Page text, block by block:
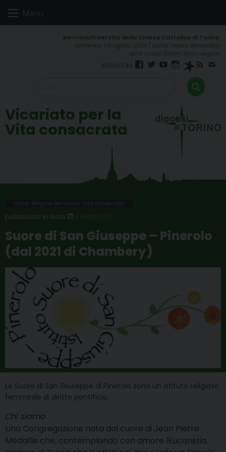
Menu
domenica 09 agosto 2026
Santa Teresa Benedetta
della Croce (Edith) Stein, vergine
Facebook
TwitterYouTube
Instagram
Spreaker
RSS
FEED
Vicariato per la
Vita consacrata
Istituti Religiosi Femminili
Vita consacrata
6 MARZO 2014
Suore di San Giuseppe – Pinerolo
(dal 2021 di Chambery)
Le Suore di San Giuseppe di Pinerolo sono un istituto religioso
femminile di diritto pontificio
Chi siamo
Una Congregazione nata dal cuore di Jean Pierre
Médaille che, contemplando con amore lEucaristia,